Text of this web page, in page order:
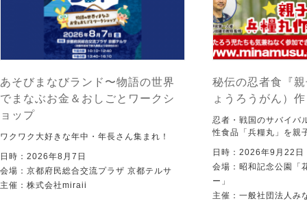
あそびまなびランド〜物語の世界
でまなぶお金＆おしごとワークシ
ョップ
ワクワク大好きな年中・年長さん集まれ！
日時：2026年8月7日
会場：京都府民総合交流プラザ 京都テルサ
主催：株式会社miraii
秘伝の忍者食『
ょうろうがん）
忍者・戦国のサバイバ
性食品「兵糧丸」を親
日時：2026年9月22日
会場：昭和記念公園「
ー」
主催：一般社団法人み